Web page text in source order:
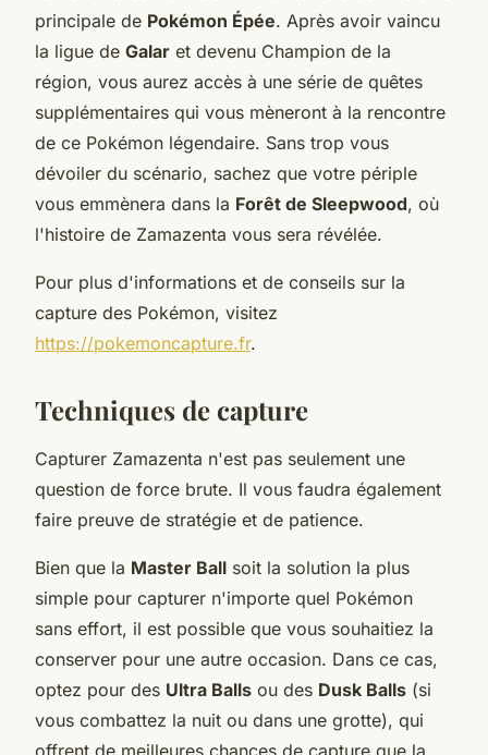
principale de Pokémon Épée. Après avoir vaincu
la ligue de Galar et devenu Champion de la
région, vous aurez accès à une série de quêtes
supplémentaires qui vous mèneront à la rencontre
de ce Pokémon légendaire. Sans trop vous
dévoiler du scénario, sachez que votre périple
vous emmènera dans la Forêt de Sleepwood, où
l'histoire de Zamazenta vous sera révélée.
Pour plus d'informations et de conseils sur la
capture des Pokémon, visitez
https://pokemoncapture.fr.
Techniques de capture
Capturer Zamazenta n'est pas seulement une
question de force brute. Il vous faudra également
faire preuve de stratégie et de patience.
Bien que la Master Ball soit la solution la plus
simple pour capturer n'importe quel Pokémon
sans effort, il est possible que vous souhaitiez la
conserver pour une autre occasion. Dans ce cas,
optez pour des Ultra Balls ou des Dusk Balls (si
vous combattez la nuit ou dans une grotte), qui
offrent de meilleures chances de capture que la